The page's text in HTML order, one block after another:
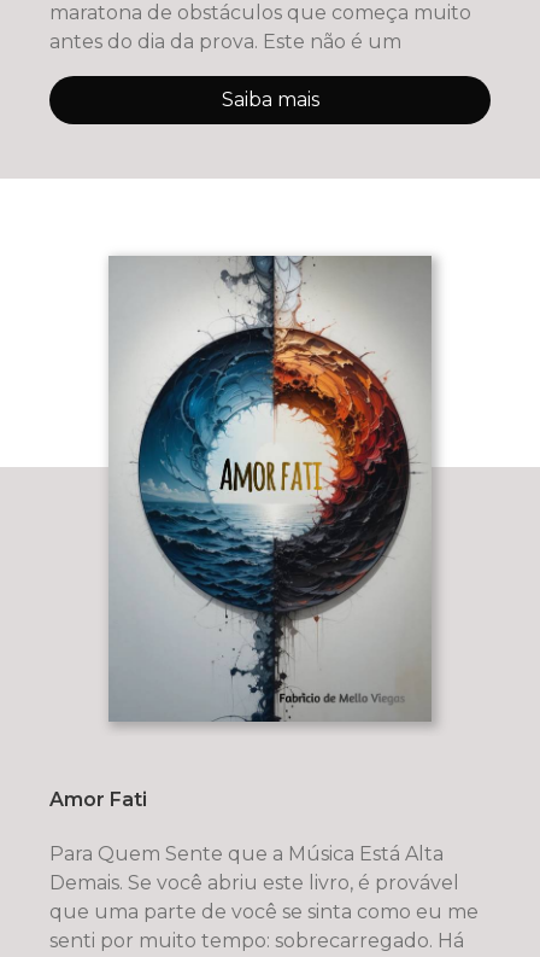
maratona de obstáculos que começa muito
antes do dia da prova. Este não é um
Saiba mais
Amor Fati
Para Quem Sente que a Música Está Alta
Demais. Se você abriu este livro, é provável
que uma parte de você se sinta como eu me
senti por muito tempo: sobrecarregado. Há